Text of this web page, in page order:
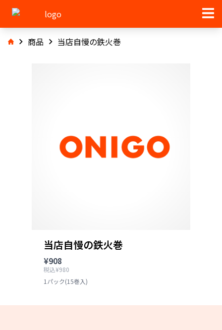
商品 当店自慢の鉄火巻
当店自慢の鉄火巻
¥908
税込¥980
1パック(15巻入)